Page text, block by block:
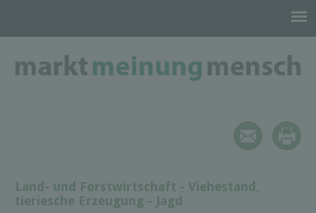
Land- und Forstwirtschaft - Viehestand,
tieriesche Erzeugung - Jagd